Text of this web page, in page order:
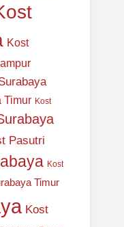
Kost
Timur Kost
Pasutri
Kost
Timur
Kost